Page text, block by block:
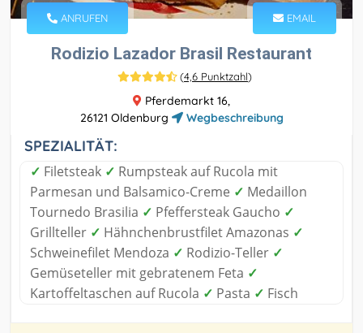
ANRUFEN EMAIL
Rodizio Lazador Brasil Restaurant
(4,6 Punktzahl)
Pferdemarkt 16,
26121 Oldenburg
Wegbeschreibung
SPEZIALITÄT:
✓ Filetsteak ✓ Rumpsteak auf Rucola mit
Parmesan und Balsamico-Creme ✓ Medaillon
Tournedo Brasilia ✓ Pfeffersteak Gaucho ✓
Grillteller ✓ Hähnchenbrustfilet Amazonas ✓
Schweinefilet Mendoza ✓ Rodizio-Teller ✓
Gemüseteller mit gebratenem Feta ✓
Kartoffeltaschen auf Rucola ✓ Pasta ✓ Fisch